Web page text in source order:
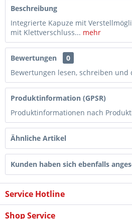
Beschreibung
Integrierte Kapuze mit
mit Klettverschluss... mehr
Bewertungen
0
Bewertungen lesen, schreiben und
Produktinformation (GPSR)
Produktinformationen nach
Ähnliche Artikel
Kunden haben sich ebenfalls
Service Hotline
Shop Service